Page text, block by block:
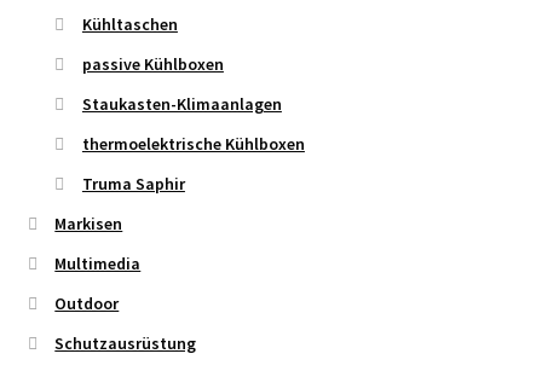
Kühltaschen
passive Kühlboxen
Staukasten-Klimaanlagen
thermoelektrische Kühlboxen
Truma Saphir
Markisen
Multimedia
Outdoor
Schutzausrüstung